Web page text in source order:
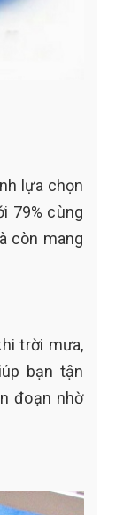
lựa chọn
79% cùng
còn mang
trời mưa,
bạn tận
đoạn nhờ